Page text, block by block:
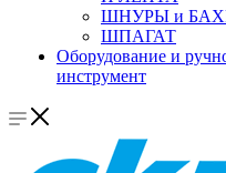
ШНУРЫ и
ШПАГАТ
Оборудование и
инструмент